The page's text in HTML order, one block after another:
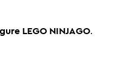
LEGO NINJAGO.